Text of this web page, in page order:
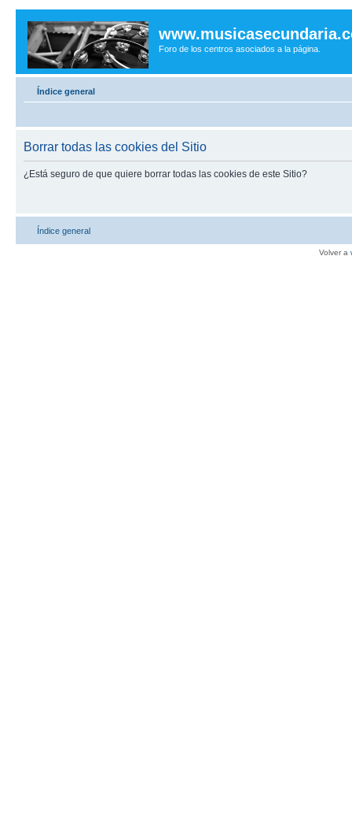
Foro de los centros asociados a la página.
Índice general
Borrar todas las cookies del Sitio
¿Está seguro de que quiere borrar todas las cookies de este Sitio?
Índice general
Volver a